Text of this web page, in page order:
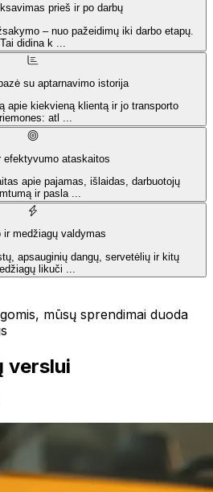
prieš ir po darbų
– nuo pažeidimų iki darbo etapų.
Tai didina k
su aptarnavimo istorija
apie kiekvieną klientą ir jo transporto
atl ...
efektyvumo ataskaitos
apie pajamas, išlaidas, darbuotojų
ir pasla...
ir medžiagų valdymas
apsauginių dangų, servetėlių ir kitų
likuči
mūsų sprendimai duoda
verslui